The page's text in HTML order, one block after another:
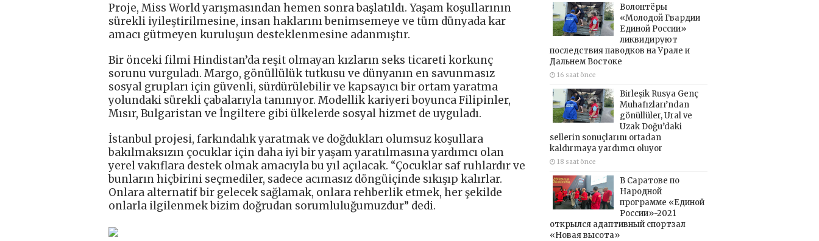
Proje, Miss World yarışmasından hemen sonra başlatıldı. Yaşam koşullarının
sürekli iyileştirilmesine, insan haklarını benimsemeye ve tüm dünyada kar
amacı gütmeyen kuruluşun desteklenmesine adanmıştır.
Bir önceki filmi Hindistan’da reşit olmayan kızların seks ticareti korkunç
sorunu vurguladı. Margo, gönüllülük tutkusu ve dünyanın en savunmasız
sosyal grupları için güvenli, sürdürülebilir ve kapsayıcı bir ortam yaratma
yolundaki sürekli çabalarıyla tanınıyor. Modellik kariyeri boyunca Filipinler,
Mısır, Bulgaristan ve İngiltere gibi ülkelerde sosyal hizmet de uyguladı.
İstanbul projesi, farkındalık yaratmak ve doğdukları olumsuz koşullara
bakılmaksızın çocuklar için daha iyi bir yaşam yaratılmasına yardımcı olan
yerel vakıflara destek olmak amacıyla bu yıl açılacak. “Çocuklar saf ruhlardır ve
bunların hiçbirini seçmediler, sadece acımasız döngüiçinde sıkışıp kalırlar.
Onlara alternatif bir gelecek sağlamak, onlara rehberlik etmek, her şekilde
onlarla ilgilenmek bizim doğrudan sorumluluğumuzdur” dedi.
Волонтёры
«Молодой Гвардии
Единой России»
ликвидируют
последствия паводков на Урале и
Дальнем Востоке
16 saat önce
Birleşik Rusya Genç
Muhafızları’ndan
gönüllüler, Ural ve
Uzak Doğu’daki
sellerin sonuçlarını ortadan
kaldırmaya yardımcı oluyor
18 saat önce
В Саратове по
Народной
программе «Единой
России»-2021
открылся адаптивный спортзал
«Новая высота»